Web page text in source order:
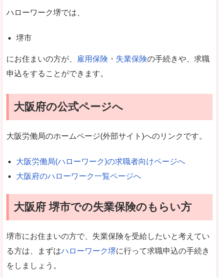
ハローワーク堺では、
堺市
にお住まいの方が、 雇用保険 ・ 失業保険の手続きや、求職
申込をすることができます。
大阪府の公式ページへ
大阪労働局のホームページ(外部サイト)へのリンクです。
大阪労働局(ハローワーク)の求職者向けページへ
大阪府のハローワーク一覧ページへ
大阪府 堺市での失業保険のもらい方
堺市にお住まいの方で、失業保険を受給したいと考えてい
る方は、まずはハローワーク堺に行って求職申込の手続き
をしましょう。